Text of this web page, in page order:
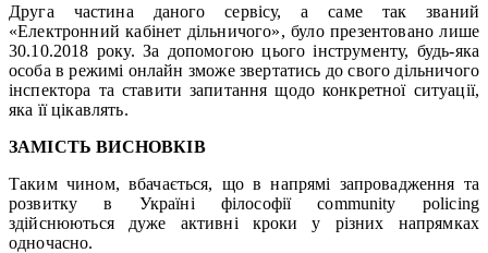
Друга частина даного сервісу, а саме так званий
«Електронний кабінет дільничого», було презентовано лише
30.10.2018 року. За допомогою цього інструменту, будь-яка
особа в режимі онлайн зможе звертатись до свого дільничого
інспектора та ставити запитання щодо конкретної ситуації,
яка її цікавлять.
ЗАМІСТЬ ВИСНОВКІВ
Таким чином, вбачається, що в напрямі запровадження та
розвитку в Україні філософії community policing
здійснюються дуже активні кроки у різних напрямках
одночасно.